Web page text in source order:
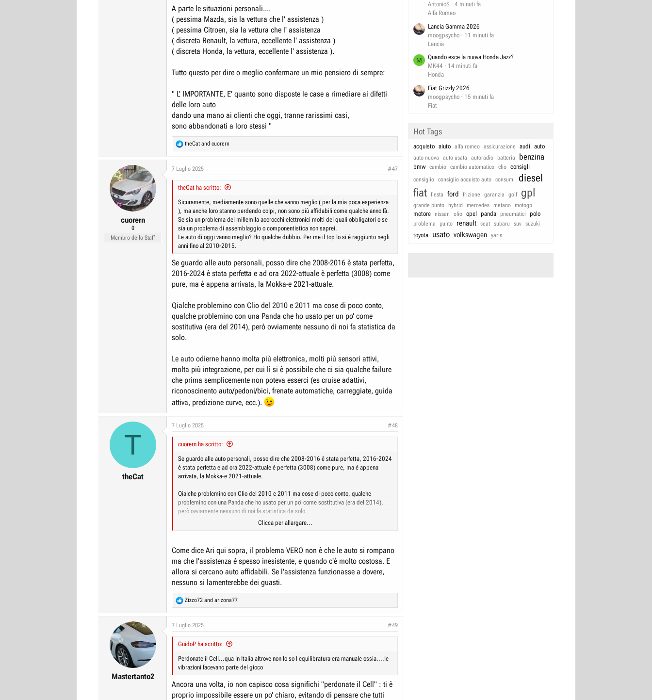
A parte le situazioni personali....
( pessima Mazda, sia la vettura che l' assistenza )
( pessima Citroen, sia la vettura che l' assistenza
( discreta Renault, la vettura, eccellente l' assistenza )
( discreta Honda, la vettura, eccellente l' assistenza ).
Tutto questo per dire o meglio confermare un mio pensiero di sempre:
" L' IMPORTANTE, E' quanto sono disposte le case a rimediare ai difetti
delle loro auto
dando una mano ai clienti che oggi, tranne rarissimi casi,
sono abbandonati a loro stessi "
R
e
c
n
s
theCat and cuorern
cuorern
0
Membro dello Staff
7 Luglio 2025 #47
theCat ha scritto:
Sicuramente, mediamente sono quelle che vanno meglio ( per la mia poca esperienza
), ma anche loro stanno perdendo colpi, non sono più affidabili come qualche anno fà.
Se sia un problema dei millemila accrocchi elettronici molti dei quali obbligatori o se
sia un problema di assemblaggio o componentistica non saprei.
Le auto di oggi vanno meglio? Ho qualche dubbio. Per me il top lo si è raggiunto negli
anni fino al 2010-2015.
Se guardo alle auto personali, posso dire che 2008-2016 è stata perfetta,
2016-2024 è stata perfetta e ad ora 2022-attuale è perfetta (3008) come
pure, ma è appena arrivata, la Mokka-e 2021-attuale.
Qialche problemino con Clio del 2010 e 2011 ma cose di poco conto,
qualche problemino con una Panda che ho usato per un po' come
sostitutiva (era del 2014), però ovviamente nessuno di noi fa statistica da
solo.
Le auto odierne hanno molta più elettronica, molti più sensori attivi,
molta più integrazione, per cui lì si è possibile che ci sia qualche failure
che prima semplicemente non poteva esserci (es cruise adattivi,
riconoscinento auto/pedoni/bici, frenate automatiche, carreggiate, guida
attiva, predizione curve, ecc.).
T
theCat
7 Luglio 2025 #48
cuorern ha scritto:
Se guardo alle auto personali, posso dire che 2008-2016 è stata perfetta, 2016-2024
è stata perfetta e ad ora 2022-attuale è perfetta (3008) come pure, ma è appena
arrivata, la Mokka-e 2021-attuale.
Qialche problemino con Clio del 2010 e 2011 ma cose di poco conto, qualche
problemino con una Panda che ho usato per un po' come sostitutiva (era del 2014),
però ovviamente nessuno di noi fa statistica da solo.
Le auto odierne hanno molta più elettronica, molti più sensori attivi, molta più
semplicemente non poteva esserci (es cruise adattivi, riconoscinento auto/pedoni/bici,
frenate automatiche, carreggiate, guida attiva, predizione curve, ecc.).
Clicca per allargare...
Come dice Ari qui sopra, il problema VERO non è che le auto si rompano
ma che l'assistenza è spesso inesistente, e quando c'è molto costosa. E
allora si cercano auto affidabili. Se l'assistenza funzionasse a dovere,
nessuno si lamenterebbe dei guasti.
R
e
c
i
n
s
Zizzo72 and arizona77
Mastertanto2
7 Luglio 2025 #49
GuidoP ha scritto:
Perdonate il Cell...qua in Italia altrove non lo so l equilibratura era manuale ossia....le
vibrazioni facevano parte del gioco
Ancora una volta, io non capisco cosa significhi "perdonate il Cell" : ti è
proprio impossibile essere un po' chiaro, evitando di pensare che tutti
AntonioS
4 minuti fa
Alfa Romeo
Lancia Gamma 2026
moogpsycho
11 minuti fa
Lancia
M
Quando esce la nuova Honda Jazz?
MK44
14 minuti fa
Honda
Fiat Grizzly 2026
moogpsycho
15 minuti fa
Fiat
Hot Tags
acquisto aiuto alfa romeo assicurazione audi auto
auto nuova auto usata autoradio batteria benzina
bmw cambio cambio automatico clio consigli
consiglio consiglio acquisto auto consumi diesel
fiat fiesta ford frizione garanzia golf gpl
grande punto hybrid mercedes metano motogp
motore nissan olio opel panda pneumatici polo
problema punto renault seat subaru suv suzuki
toyota usato volkswagen yaris